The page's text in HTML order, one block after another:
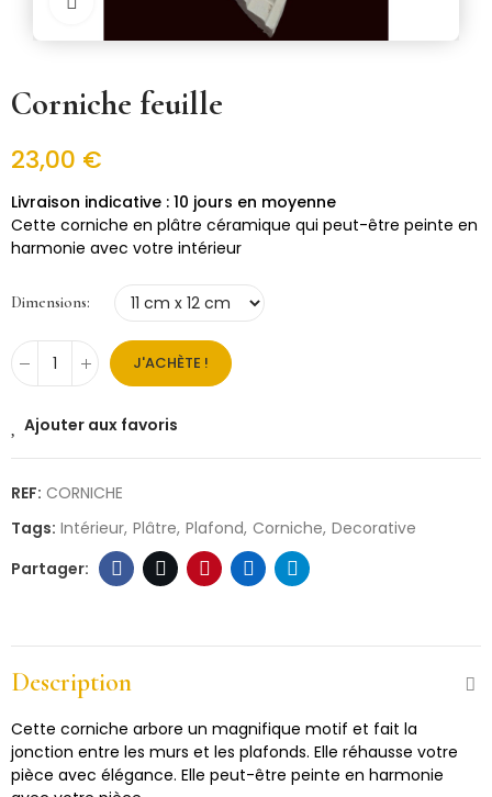
Corniche feuille
23,00 €
10 jours en moyenne
Cette corniche en plâtre céramique qui peut-être peinte en
harmonie avec votre intérieur
Dimensions
J'ACHÈTE !
Ajouter aux favoris
REF: CORNICHE
Tags: Intérieur Plâtre Plafond Corniche Decorative
Description
Cette corniche arbore un magnifique motif et fait la
jonction entre les murs et les plafonds. Elle réhausse votre
pièce avec élégance. Elle peut-être peinte en harmonie